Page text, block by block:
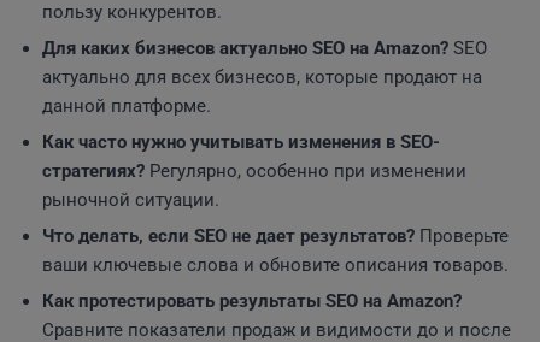
пользу конкурентов.
Для каких бизнесов актуально SEO на Amazon? SEO
актуально для всех бизнесов, которые продают на
данной платформе.
Как часто нужно учитывать изменения в SEO-
стратегиях? Регулярно, особенно при изменении
рыночной ситуации.
Что делать, если SEO не дает результатов? Проверьте
ваши ключевые слова и обновите описания товаров.
Как протестировать результаты SEO на Amazon?
Сравните показатели продаж и видимости до и после